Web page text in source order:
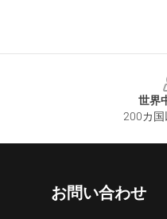
世界
200カ国
お問い合わせ